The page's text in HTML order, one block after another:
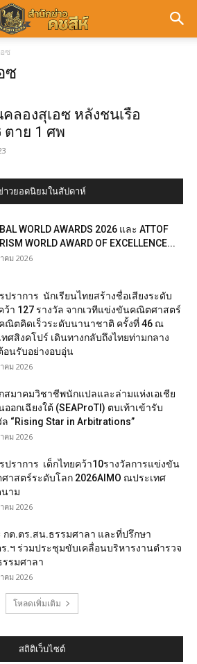
ซ
ซ
คลองสุเอซ หลังชนเรือ
ตาย 1 ศพ
าวยอดนิยมในสัปดาห์
WORLD AWARDS 2026 และ ATTOF
WORLD AWARD OF EXCELLENCE...
คม 2026
ปราการ นักเรียนไทยสร้างชื่อเสียงระดับ
ว้า 127 รางวัล จากเวทีแข่งขันคณิตศาสตร์
ณิตคิดเร็วระดับนานาชาติ ครั้งที่ 46 ณ
ทศสิงคโปร์ เดินทางกลับถึงไทยท่ามกลาง
อนรับอย่างอบอุ่น
คม 2026
สมาคมวิชาชีพนักแปลและล่ามแห่งเอเชีย
ออกเฉียงใต้ (SEAProTI) ตบเท้าเข้ารับ
ล “Rising Star in Arbitrations”
คม 2026
ปราการ เด็กไทยคว้า10รางวัลการแข่งขัน
าสตร์ระดับโลก 2026AIMO ณประเทศ
นาม
คม 2026
กต.ตร.สน.ธรรมศาลา และที่ปรึกษา
.ฯ ร่วมประชุมขับเคลื่อนบริหารงานตำรวจ
รมศาลา
คม 2026
โหลดเพิ่มเติม
สถิติเว็บไซต์